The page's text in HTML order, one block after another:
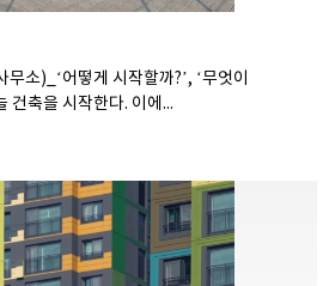
소)_‘어떻게 시작할까?’, ‘무엇이
건축을 시작한다. 이에...